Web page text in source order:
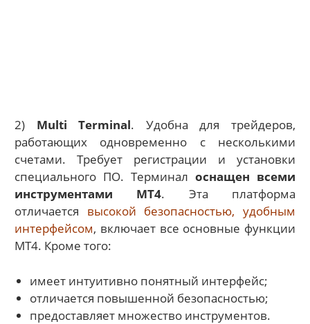
2) Multi Terminal. Удобна для трейдеров,
работающих одновременно с несколькими
счетами. Требует регистрации и установки
специального ПО. Терминал оснащен всеми
инструментами MT4. Эта платформа
отличается высокой безопасностью, удобным
интерфейсом, включает все основные функции
МТ4. Кроме того:
имеет интуитивно понятный интерфейс;
отличается повышенной безопасностью;
предоставляет множество инструментов.